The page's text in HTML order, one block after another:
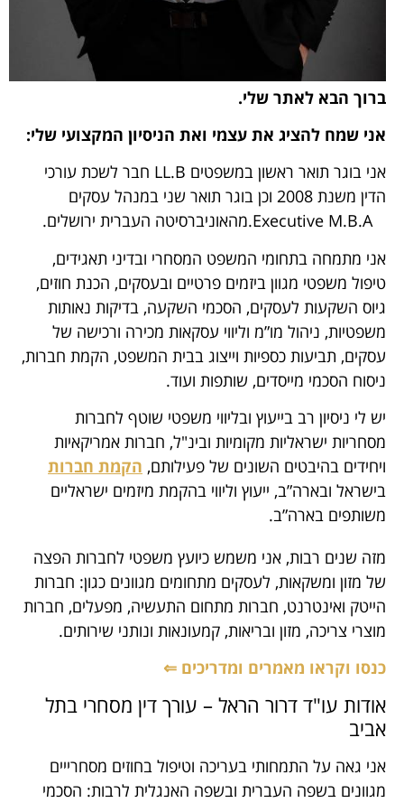
ברוך הבא לאתר שלי.
אני שמח להציג את עצמי ואת הניסיון המקצועי שלי:
אני בוגר תואר ראשון במשפטים LL.B חבר לשכת עורכי
הדין משנת 2008 וכן בוגר תואר שני במנהל עסקים
Executive M.B.A.מהאוניברסיטה העברית ירושלים.
אני מתמחה בתחומי המשפט המסחרי ובדיני תאגידים,
טיפול משפטי מגוון ביזמים פרטיים ובעסקים, הכנת חוזים,
גיוס השקעות לעסקים, הסכמי השקעה, בדיקות נאותות
משפטיות, ניהול מו”מ וליווי עסקאות מכירה ורכישה של
עסקים, תביעות כספיות וייצוג בבית המשפט, הקמת חברות,
ניסוח הסכמי מייסדים, שותפות ועוד.
יש לי ניסיון רב בייעוץ ובליווי משפטי שוטף לחברות
מסחריות ישראליות מקומיות ובינ"ל, חברות אמריקאיות
ויחידים בהיבטים השונים של פעילותם, הקמת חברות
בישראל ובארה”ב, ייעוץ וליווי בהקמת מיזמים ישראליים
משותפים בארה”ב.
מזה שנים רבות, אני משמש כיועץ משפטי לחברות הפצה
של מזון ומשקאות, לעסקים מתחומים מגוונים כגון: חברות
הייטק ואינטרנט, חברות מתחום התעשיה, מפעלים, חברות
מוצרי צריכה, מזון ובריאות, קמעונאות ונותני שירותים.
כנסו וקראו מאמרים ומדריכים ⇐
אודות עו"ד דרור הראל – עורך דין מסחרי בתל
אביב
אני גאה על התמחותי בעריכה וטיפול בחוזים מסחרייים
מגוונים בשפה העברית ובשפה האנגלית לרבות: הסכמי